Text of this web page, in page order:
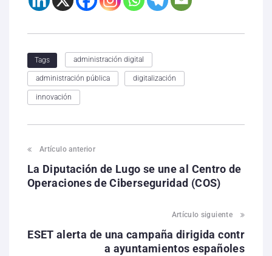
Tags administración digital
administración pública digitalización
innovación
Artículo anterior
La Diputación de Lugo se une al Centro de
Operaciones de Ciberseguridad (COS)
Artículo siguiente
ESET alerta de una campaña dirigida contr
a ayuntamientos españoles